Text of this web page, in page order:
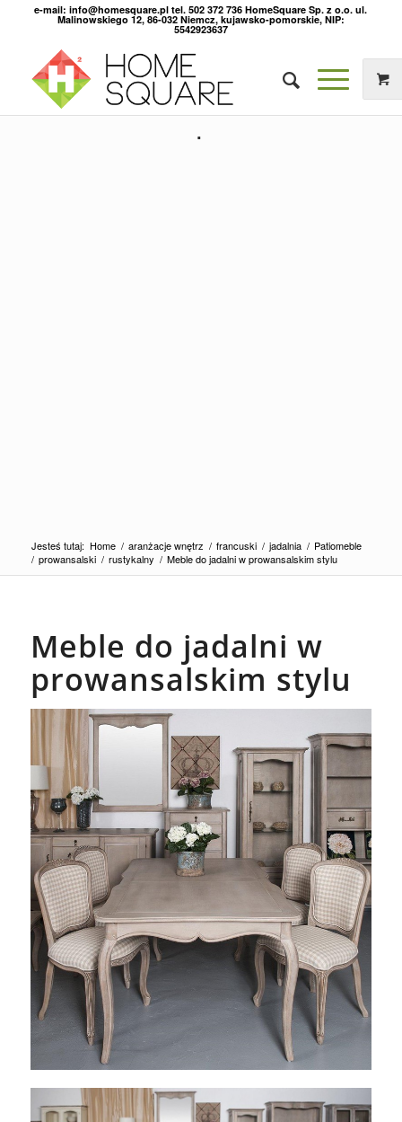
e-mail: info@homesquare.pl tel. 502 372 736 HomeSquare Sp. z o.o. ul.
Malinowskiego 12, 86-032 Niemcz, kujawsko-pomorskie, NIP:
5542923637
Jesteś tutaj: Home / aranżacje wnętrz / francuski / jadalnia / Patiomeble
/ prowansalski / rustykalny / Meble do jadalni w prowansalskim stylu
Meble do jadalni w
prowansalskim stylu